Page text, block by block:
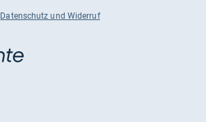
Datenschutz und Widerruf